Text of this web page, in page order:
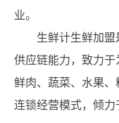
业。
生鲜计生鲜加
供应链能力，致力于
鲜肉、蔬菜、水果
连锁经营模式，倾力